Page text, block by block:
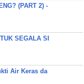
(PART 2) -
SEGALA SI
Air Keras da